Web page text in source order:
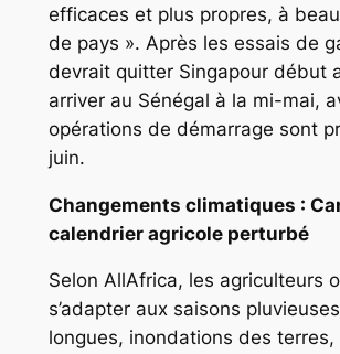
efficaces et plus propres, à
de pays ». Après les essais de
devrait quitter Singapour début
arriver au Sénégal à la mi-mai,
opérations de démarrage sont
juin.
Changements climatiques :
calendrier agricole perturbé
Selon AllAfrica, les agriculteurs
s’adapter aux saisons
longues, inondations des terres,